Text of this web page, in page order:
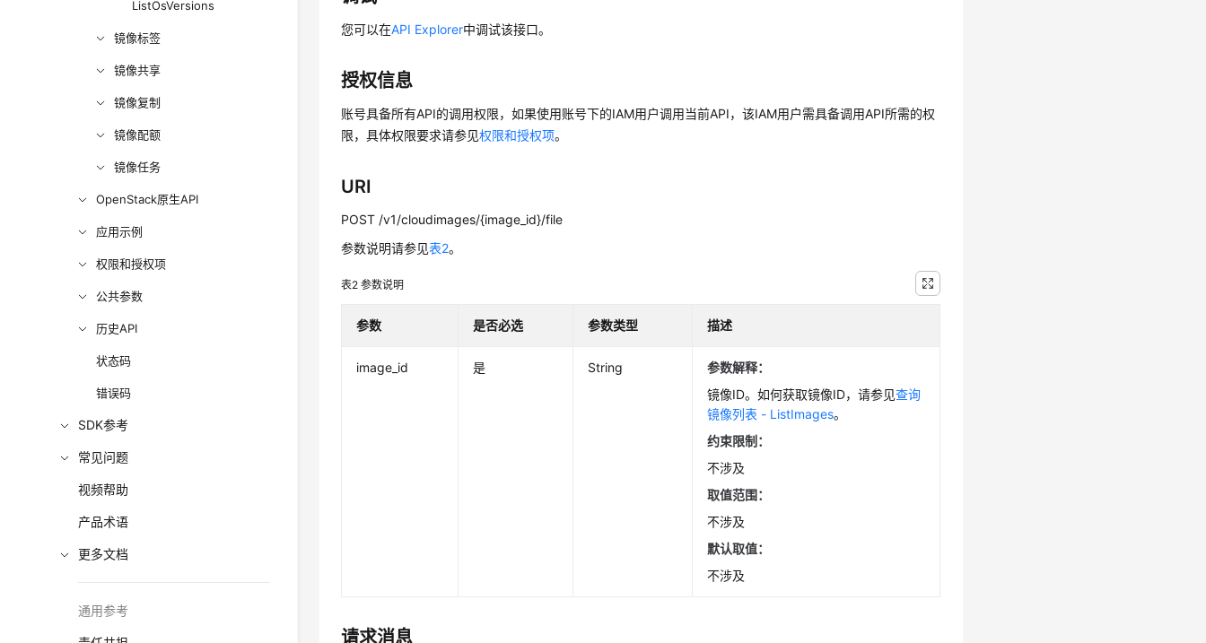
ListOsVersions
镜像标签
镜像共享
镜像复制
镜像配额
镜像任务
OpenStack原生API
应用示例
权限和授权项
公共参数
历史API
状态码
错误码
SDK参考
常见问题
视频帮助
产品术语
更多文档
通用参考
您可以在API Explorer中调试该接口。
授权信息
账号具备所有API的调用权限，如果使用账号下的IAM用户调用当前API，该IAM用户需具备调用API所需的权
限，具体权限要求请参见权限和授权项。
URI
POST /v1/cloudimages/{image_id}/file
参数说明请参见表2。
表2参数说明
参数 是否必选 参数类型 描述
image_id 是 String
参数解释：
镜像ID。如何获取镜像ID，请参见查询
镜像列表 - ListImages。
约束限制：
不涉及
取值范围：
不涉及
默认取值：
不涉及
请求消息